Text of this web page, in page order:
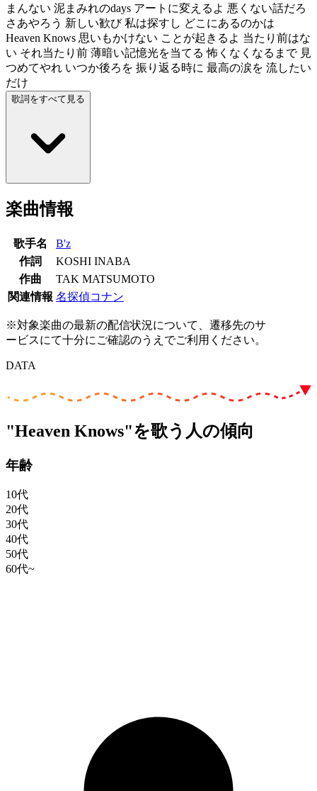
まんない 泥まみれのdays アートに変えるよ 悪くない話だろ
さあやろう 新しい歓び 私は探すし どこにあるのかは
Heaven Knows 思いもかけない ことが起きるよ 当たり前はな
い それ当たり前 薄暗い記憶光を当てる 怖くなくなるまで 見
つめてやれ いつか後ろを 振り返る時に 最高の涙を 流したい
だけ
歌詞をすべて見る
楽曲情報
歌手名
B'z
作詞
KOSHI INABA
作曲
TAK MATSUMOTO
関連情報 名探偵コナン
※対象楽曲の最新の配信状況について、遷移先のサ
ービスにて十分にご確認のうえでご利用ください。
DATA
"Heaven Knows"を歌う人の傾向
年齢
10代
20代
30代
40代
50代
60代~